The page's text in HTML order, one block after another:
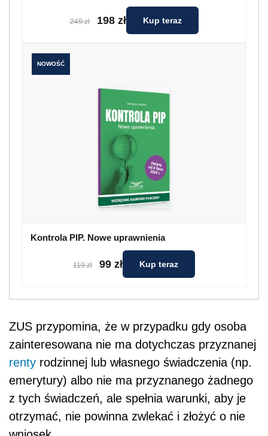
249 zł 198 zł Kup teraz
NOWOŚĆ
Kontrola PIP. Nowe uprawnienia
119 zł 99 zł Kup teraz
ZUS przypomina, że w przypadku gdy osoba
zainteresowana nie ma dotychczas przyznanej
renty rodzinnej lub własnego świadczenia (np.
emerytury) albo nie ma przyznanego żadnego
z tych świadczeń, ale spełnia warunki, aby je
otrzymać, nie powinna zwlekać i złożyć o nie